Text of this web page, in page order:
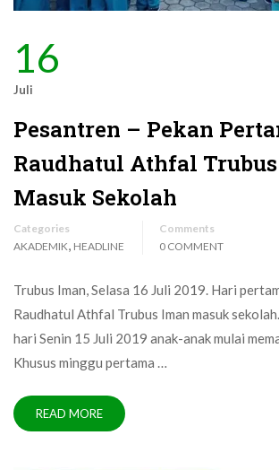
16
Juli
Pesantren – Pekan
Raudhatul Athfal
Masuk Sekolah
Categories
AKADEMIK, HEADLINE
Comments
0 COMMENT
Trubus Iman, Selasa 16 Juli 2019. Hari
Raudhatul Athfal Trubus Iman masuk
hari Senin 15 Juli 2019 anak-anak mulai
Khusus minggu pertama …
READ MORE